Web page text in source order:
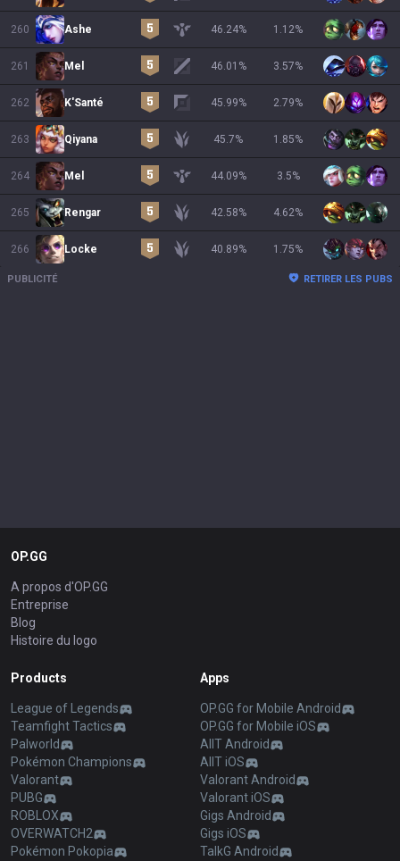
260 Ashe 46.24% 1.12%
261 Mel 46.01 % 3.57%
262 K'Santé 45.99% 2.79%
263 Qiyana 45.7% 1.85%
264 Mel 44.09% 3.5%
265 Rengar 42.58% 4.62%
266 Locke 40.89% 1.75%
PUBLICITÉ RETIRER LES PUBS
OP.GG
A propos d'OP.GG
Entreprise
Blog
Histoire du logo
Products
League of Legends
Teamfight Tactics
Palworld
Pokémon Champions
Valorant
PUBG
ROBLOX
OVERWATCH2
Pokémon Pokopia
Apps
OP.GG for Mobile Android
OP.GG for Mobile iOS
AllT Android
AllT iOS
Valorant Android
Valorant iOS
Gigs Android
Gigs iOS
TalkG Android